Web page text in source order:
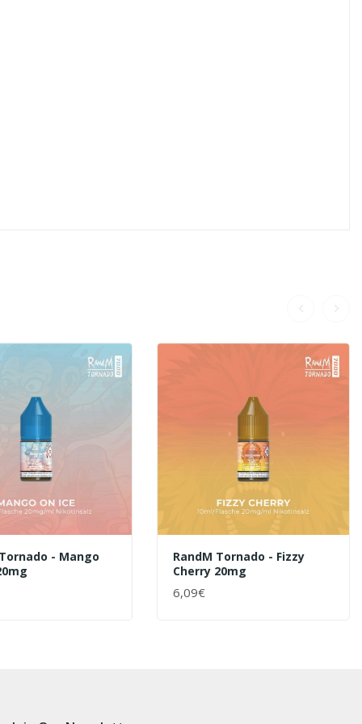
- Mango
RandM Tornado - Fizzy
Cherry 20mg
6,09€
+ WARENKORB